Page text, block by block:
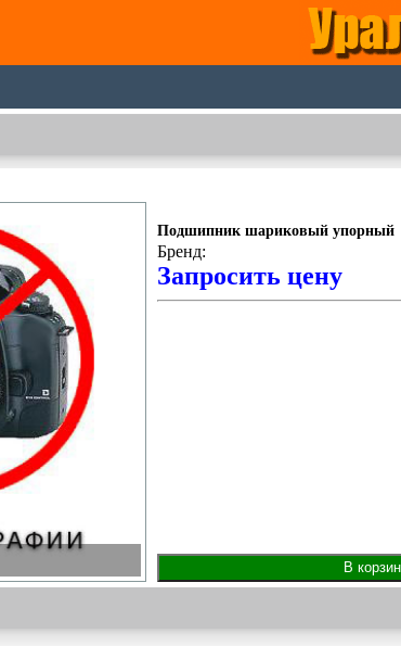
Подшипник шариковый упорный
Бренд:
Запросить цену